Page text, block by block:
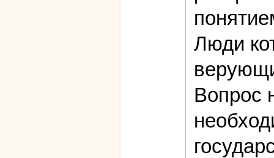
Люди
Вопрос